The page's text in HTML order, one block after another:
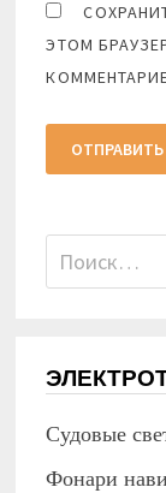
ЭТОМ
Найти:
Судовые
Фонари